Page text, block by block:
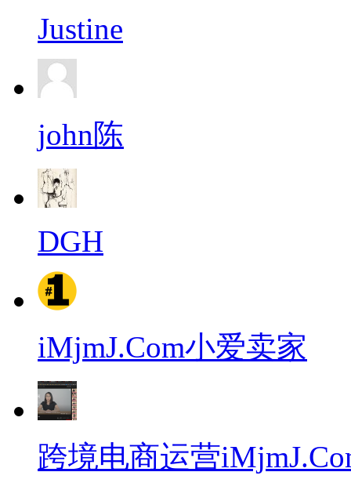
Justine
john陈
DGH
iMjmJ.Com小爱卖家
跨境电商运营